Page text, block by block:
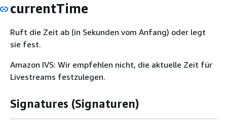
currentTime
Ruft die Zeit ab (in Sekunden vom Anfang) oder legt
sie fest.
Amazon IVS: Wir empfehlen nicht, die aktuelle Zeit für
Livestreams festzulegen.
Signatures (Signaturen)